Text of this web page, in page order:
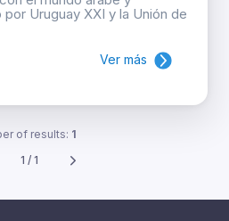
Uruguay XXI y la Unión de
Ver más
of results: 1
1 / 1